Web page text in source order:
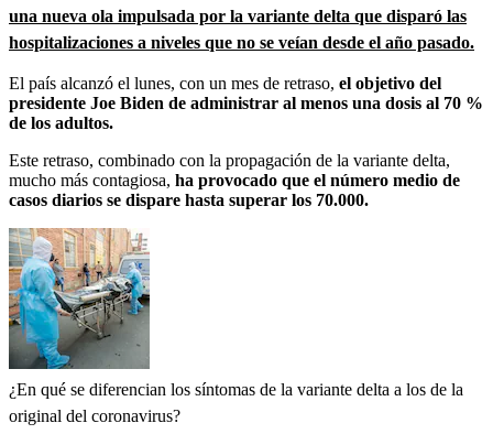
una nueva ola impulsada por la variante delta que disparó las
hospitalizaciones a niveles que no se veían desde el año pasado.
El país alcanzó el lunes, con un mes de retraso, el objetivo del
presidente Joe Biden de administrar al menos una dosis al 70 %
de los adultos.
Este retraso, combinado con la propagación de la variante delta,
mucho más contagiosa, ha provocado que el número medio de
casos diarios se dispare hasta superar los 70.000.
¿En qué se diferencian los síntomas de la variante delta a los de la
original del coronavirus?